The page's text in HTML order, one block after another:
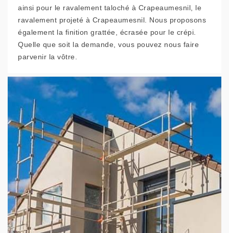
ainsi pour le ravalement taloché à Crapeaumesnil, le
ravalement projeté à Crapeaumesnil. Nous proposons
également la finition grattée, écrasée pour le crépi.
Quelle que soit la demande, vous pouvez nous faire
parvenir la vôtre.